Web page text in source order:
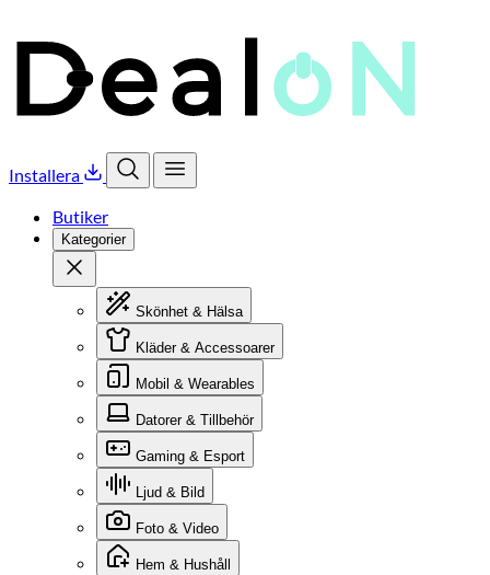
Installera
Öppna sökÖppna meny
Butiker
Kategorier
Stäng
Skönhet & Hälsa
Kläder & Accessoarer
Mobil & Wearables
Datorer & Tillbehör
Gaming & Esport
Ljud & Bild
Foto & Video
Hem & Hushåll